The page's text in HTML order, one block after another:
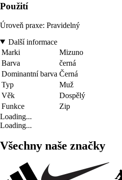
Použití
Úroveň praxe: Pravidelný
Další informace
Marki
Mizuno
Barva
černá
Dominantní barva Černá
Typ
Muž
Věk
Dospělý
Funkce
Zip
Loading...
Loading...
Všechny naše značky